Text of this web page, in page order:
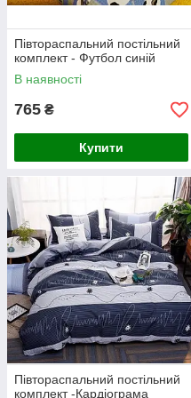
Півтораспальний постільний
комплект - Футбол синій
В наявності
765 ₴
Купити
Півтораспальний постільний
комплект -Кардіограма